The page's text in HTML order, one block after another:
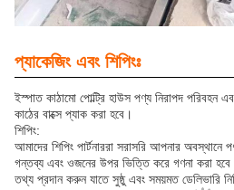
প্যাকেজিং এবং শিপিংঃ
ইস্পাত কাঠামো পোল্ট্রি হাউস পণ্য নিরাপদ পরিবহন
কাঠের বাক্সে প্যাক করা হবে।
শিপিং:
আমাদের শিপিং পার্টনাররা সরাসরি আপনার
গন্তব্য এবং ওজনের উপর ভিত্তি করে গণনা করা
তথ্য প্রদান করুন যাতে সুষ্ঠু এবং সময়মত ডেলিভারি